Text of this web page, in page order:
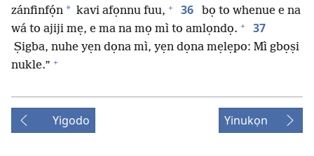
zánfinfọ́n * kavi afọnnu fuu, + 36
bọ to whenue e na
wá to ajiji mẹ, e ma na mọ mì to amlọndọ. + 37
Ṣigba, nuhe yẹn dọna mì, yẹn dọna mẹlẹpo: Mì gbọṣi
nukle.” +
Yigodo Yinukọn